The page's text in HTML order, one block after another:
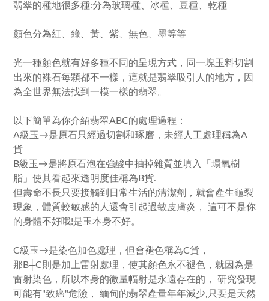
翡翠的種地很多種:分為玻璃種、冰種、豆種、乾種
顏色分為紅、綠、黃、紫、無色、墨等等
光一種顏色就有好多種不同的呈現方式，同一塊玉料切割
出來的裸石每顆都不一樣，這就是翡翠吸引人的地方，因
為全世界無法找到一模一樣的翡翠。
以下簡單為你介紹翡翠ABC的處理過程：
A級玉→是原石只經過切割和琢磨，未經人工處理稱為A
貨
B級玉→是將原石泡在強酸中抽掉雜質並填入「環氧樹
脂」使其看起來透明度佳稱為B貨.
但壽命不長只要接觸到日常生活的清潔劑，就會產生龜裂
現象，體質較敏感的人還會引起過敏皮膚炎， 這可不是你
的身體不好哦!是玉本身不好。
C級玉→是染色加色處理，但會褪色稱為C貨，
那B┼C則是加上雷射處理，使其顏色永不褪色，就因為是
雷射染色，所以本身的微量幅射是永遠存在的， 研究發現
可能有"致癌"危險， 緬甸的翡翠產量年年減少,只要是天然